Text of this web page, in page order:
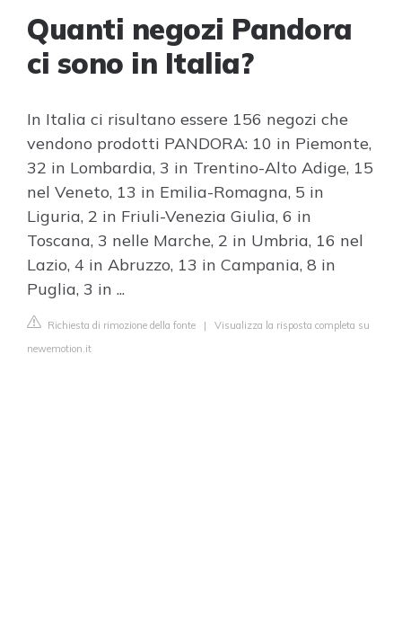
Quanti negozi Pandora
ci sono in Italia?
In Italia ci risultano essere 156 negozi che
vendono prodotti PANDORA: 10 in Piemonte,
32 in Lombardia, 3 in Trentino-Alto Adige, 15
nel Veneto, 13 in Emilia-Romagna, 5 in
Liguria, 2 in Friuli-Venezia Giulia, 6 in
Toscana, 3 nelle Marche, 2 in Umbria, 16 nel
Lazio, 4 in Abruzzo, 13 in Campania, 8 in
Puglia, 3 in ...
Richiesta di rimozione della fonte | Visualizza la risposta completa su
newemotion.it